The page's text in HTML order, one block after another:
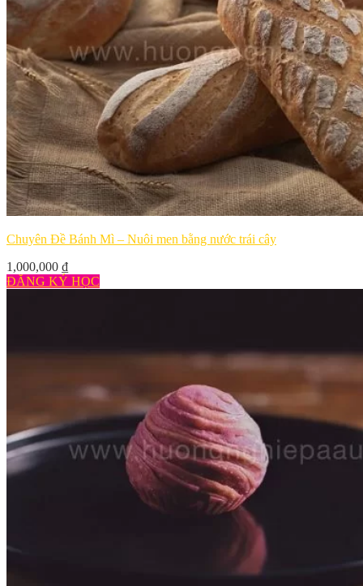
Chuyên Đề Bánh Mì – Nuôi men bằng nước trái cây
1,000,000 ₫
ĐĂNG KÝ HỌC